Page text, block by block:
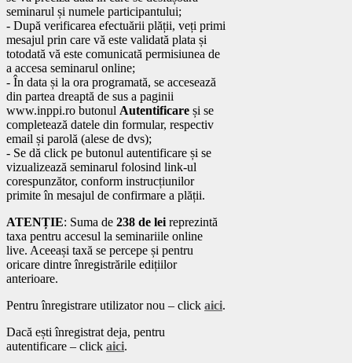
seminarul și numele participantului;
- După verificarea efectuării plății, veți primi
mesajul prin care vă este validată plata și
totodată vă este comunicată permisiunea de
a accesa seminarul online;
- În data și la ora programată, se accesează
din partea dreaptă de sus a paginii
www.inppi.ro butonul Autentificare și se
completează datele din formular, respectiv
email și parolă (alese de dvs);
- Se dă click pe butonul autentificare și se
vizualizează seminarul folosind link-ul
corespunzător, conform instrucțiunilor
primite în mesajul de confirmare a plății.
ATENȚIE: Suma de 238 de lei reprezintă
taxa pentru accesul la seminariile online
live. Aceeași taxă se percepe și pentru
oricare dintre înregistrările edițiilor
anterioare.
Pentru înregistrare utilizator nou – click aici.
Dacă ești înregistrat deja, pentru
autentificare – click aici.